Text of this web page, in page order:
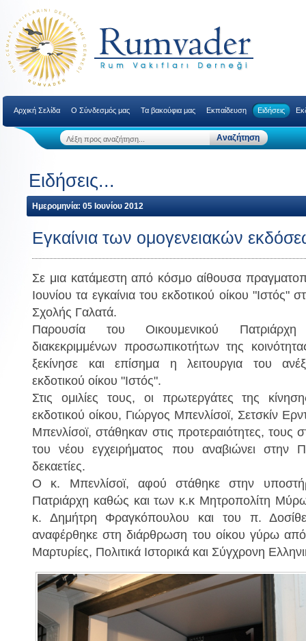
Αρχική Σελίδα Ο Σύνδεσμός μας Τα βακούφια μας Εκπαίδευση Ειδήσεις
Ειδήσεις...
Ημερομηνία: 05 Ιουνίου 2012
Εγκαίνια των ομογενειακών
Σε μια κατάμεστη από κόσμο αίθουσα
Ιουνίου τα εγκαίνια του εκδοτικού οίκου "Ιστός"
Σχολής Γαλατά.
Παρουσία του Οικουμενικού
διακεκριμμένων προσωπικοτήτων της
ξεκίνησε και επίσημα η λειτουργια του
εκδοτικού οίκου "Ιστός".
Στις ομιλίες τους, οι πρωτεργάτες της
εκδοτικού οίκου, Γιώργος Μπενλίσοϊ, Σετσκίν
Μπενλίσοϊ, στάθηκαν στις προτεραιότητες, τους
του νέου εγχειρήματος που αναβιώνει στην
δεκαετίες.
Ο κ. Μπενλίσοϊ, αφού στάθηκε στην
Πατριάρχη καθώς και των κ.κ Μητροπολίτη
κ. Δημήτρη Φραγκόπουλου και του π.
αναφέρθηκε στη διάρθρωση του οίκου γύρω από
Μαρτυρίες, Πολιτικά Ιστορικά και Σύγχρονη
ΚΟΙΝΟΤΗΤΑ ΑΓΙΑΣ ΠΑΡΑΣΚΕΥΗΣ
ΜΠΕΙΚΟΖ
Διεύθυνση :Panayır Sok. No : 39/1 Beykoz, İstanbul
Ηλεκτρονική διεύθυνση
:agiaparaskevi.beykoz@gmail.com
Διεύθυνση :
Τηλέφωνο :